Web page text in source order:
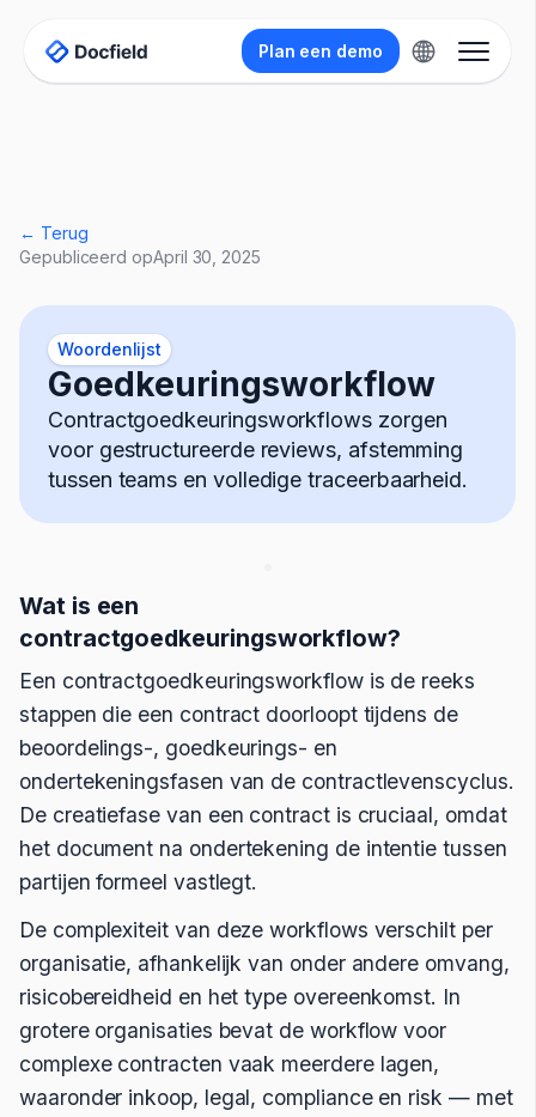
Plan een demo
← Terug
Gepubliceerd opApril 30, 2025
Woordenlijst
Goedkeuringsworkflow
Contractgoedkeuringsworkflows zorgen
voor gestructureerde reviews, afstemming
tussen teams en volledige traceerbaarheid.
Wat is een
contractgoedkeuringsworkflow?
Een contractgoedkeuringsworkflow is de reeks
stappen die een contract doorloopt tijdens de
beoordelings-, goedkeurings- en
ondertekeningsfasen van de contractlevenscyclus.
De creatiefase van een contract is cruciaal, omdat
het document na ondertekening de intentie tussen
partijen formeel vastlegt.
De complexiteit van deze workflows verschilt per
organisatie, afhankelijk van onder andere omvang,
risicobereidheid en het type overeenkomst. In
grotere organisaties bevat de workflow voor
complexe contracten vaak meerdere lagen,
waaronder inkoop, legal, compliance en risk — met